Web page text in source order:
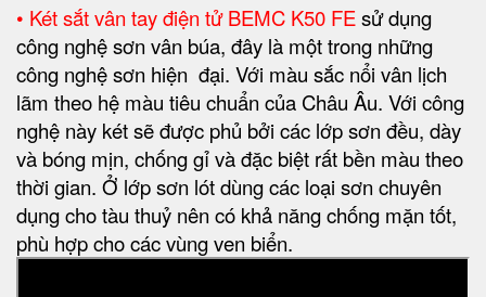
• Két sắt vân tay điện tử BEMC K50 FEsử dụng
công nghệ sơn vân búa, đây là một trong những
công nghệ sơn hiện đại. Với màu sắc nổi vân lịch
lãm theo hệ màu tiêu chuẩn của Châu Âu. Với công
nghệ này két sẽ được phủ bởi các lớp sơn đều, dày
và bóng mịn, chống gỉ và đặc biệt rất bền màu theo
thời gian. Ở lớp sơn lót dùng các loại sơn chuyên
dụng cho tàu thuỷ nên có khả năng chống mặn tốt,
phù hợp cho các vùng ven biển.